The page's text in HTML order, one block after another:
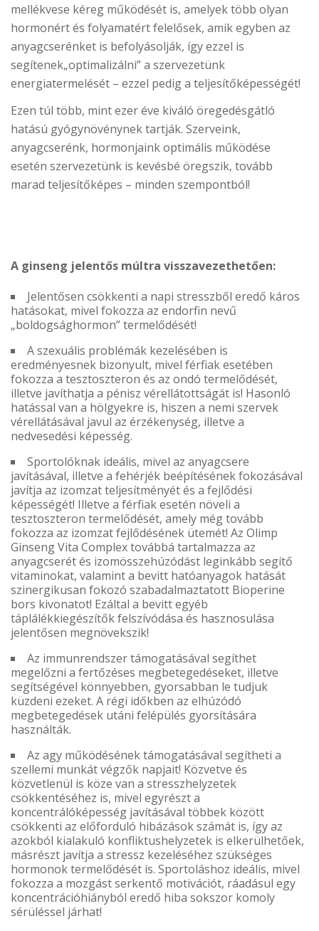
mellékvese kéreg működését is, amelyek több olyan
hormonért és folyamatért felelősek, amik egyben az
anyagcserénket is befolyásolják, így ezzel is
segítenek„optimalizálni” a szervezetünk
energiatermelését – ezzel pedig a teljesítőképességét!
Ezen túl több, mint ezer éve kiváló öregedésgátló
hatású gyógynövénynek tartják. Szerveink,
anyagcserénk, hormonjaink optimális működése
esetén szervezetünk is kevésbé öregszik, tovább
marad teljesítőképes – minden szempontból!
A ginseng jelentős múltra visszavezethetően:
Jelentősen csökkenti a napi stresszből eredő káros
hatásokat, mivel fokozza az endorfin nevű
„boldogsághormon” termelődését!
A szexuális problémák kezelésében is
eredményesnek bizonyult, mivel férfiak esetében
fokozza a tesztoszteron és az ondó termelődését,
illetve javíthatja a pénisz vérellátottságát is! Hasonló
hatással van a hölgyekre is, hiszen a nemi szervek
vérellátásával javul az érzékenység, illetve a
nedvesedési képesség.
Sportolóknak ideális, mivel az anyagcsere
javításával, illetve a fehérjék beépítésének fokozásával
javítja az izomzat teljesítményét és a fejlődési
képességét! Illetve a férfiak esetén növeli a
tesztoszteron termelődését, amely még tovább
fokozza az izomzat fejlődésének ütemét! Az Olimp
Ginseng Vita Complex továbbá tartalmazza az
anyagcserét és izomösszehúzódást leginkább segítő
vitaminokat, valamint a bevitt hatóanyagok hatását
szinergikusan fokozó szabadalmaztatott Bioperine
bors kivonatot! Ezáltal a bevitt egyéb
táplálékkiegészítők felszívódása és hasznosulása
jelentősen megnövekszik!
Az immunrendszer támogatásával segíthet
megelőzni a fertőzéses megbetegedéseket, illetve
segítségével könnyebben, gyorsabban le tudjuk
küzdeni ezeket. A régi időkben az elhúzódó
megbetegedések utáni felépülés gyorsítására
használták.
Az agy működésének támogatásával segítheti a
szellemi munkát végzők napjait! Közvetve és
közvetlenül is köze van a stresszhelyzetek
csökkentéséhez is, mivel egyrészt a
koncentrálóképesség javításával többek között
csökkenti az előforduló hibázások számát is, így az
azokból kialakuló konfliktushelyzetek is elkerülhetőek,
másrészt javítja a stressz kezeléséhez szükséges
hormonok termelődését is. Sportoláshoz ideális, mivel
fokozza a mozgást serkentő motivációt, ráadásul egy
koncentrációhiányból eredő hiba sokszor komoly
sérüléssel járhat!